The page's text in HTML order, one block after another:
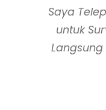
Saya
untuk
Langsung